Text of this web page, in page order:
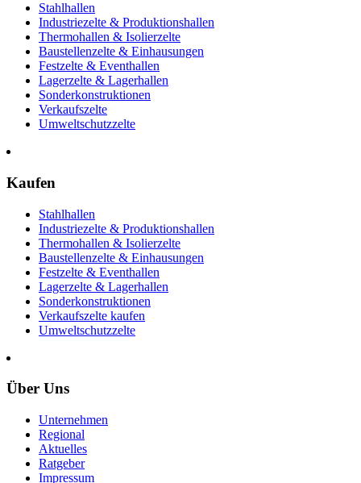
Stahlhallen
Industriezelte & Produktionshallen
Thermohallen & Isolierzelte
Baustellenzelte & Einhausungen
Festzelte & Eventhallen
Lagerzelte & Lagerhallen
Sonderkonstruktionen
Verkaufszelte
Umweltschutzzelte
Kaufen
Stahlhallen
Industriezelte & Produktionshallen
Thermohallen & Isolierzelte
Baustellenzelte & Einhausungen
Festzelte & Eventhallen
Lagerzelte & Lagerhallen
Sonderkonstruktionen
Verkaufszelte kaufen
Umweltschutzzelte
Über Uns
Unternehmen
Regional
Aktuelles
Ratgeber
Impressum